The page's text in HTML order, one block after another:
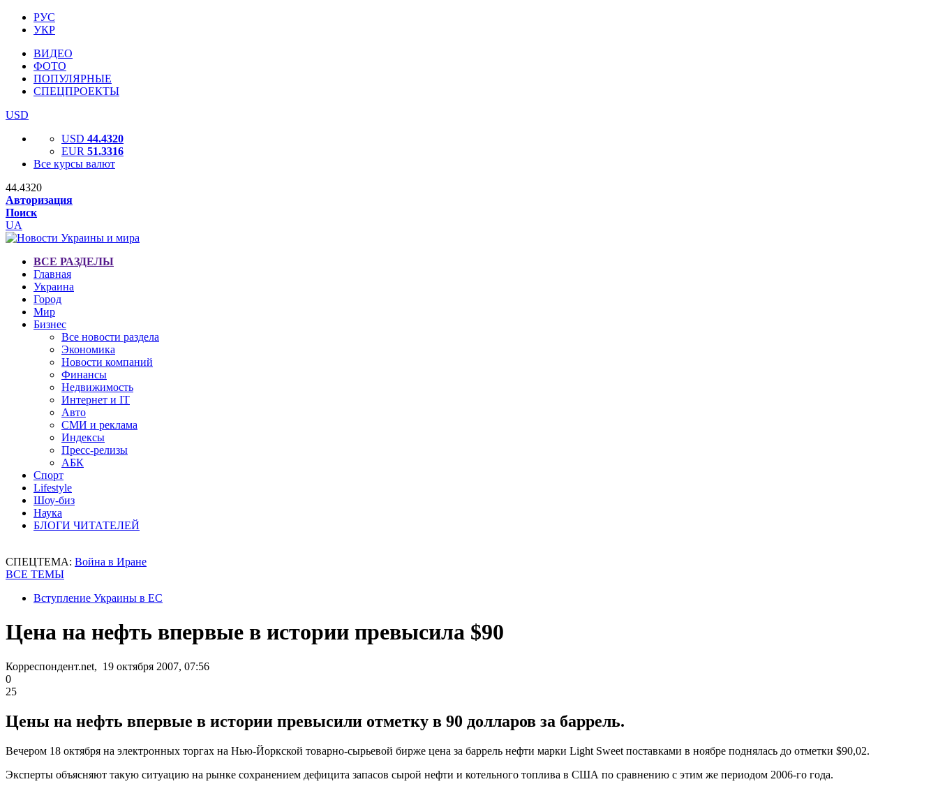
РУС
УКР
ВИДЕО
ФОТО
ПОПУЛЯРНЫЕ
СПЕЦПРОЕКТЫ
USD
USD 44.4320
EUR 51.3316
Все курсы валют
44.4320
Авторизация
Поиск
UA
ВСЕ РАЗДЕЛЫ
Главная
Украина
Город
Мир
Бизнес
Все новости раздела
Экономика
Новости компаний
Финансы
Недвижимость
Интернет и IT
Авто
СМИ и реклама
Индексы
Пресс-релизы
АБК
Спорт
Lifestyle
Шоу-биз
Наука
БЛОГИ ЧИТАТЕЛЕЙ
СПЕЦТЕМА: Война в Иране
ВСЕ ТЕМЫ
Вступление Украины в ЕС
Цена на нефть впервые в истории превысила $90
Корреспондент.net, 19 октября 2007, 07:56
0
25
Цены на нефть впервые в истории превысили отметку в 90 долларов за баррель.
Вечером 18 октября на электронных торгах на Нью-Йоркской товарно-сырьевой бирже цена за баррель нефти марки Light Sweet поставками в ноябре поднялась до отметки $90,02.
Эксперты объясняют такую ситуацию на рынке сохранением дефицита запасов сырой нефти и котельного топлива в США по сравнению с этим же периодом 2006-го года.